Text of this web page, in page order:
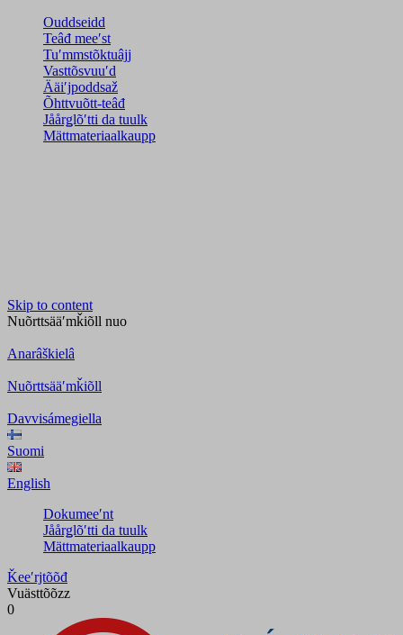
Ouddseidd
Teâđ meeʹst
Tuʹmmstõktuâjj
Vasttõsvuuʹd
Ääiʹjpoddsaž
Õhttvuõtt-teâđ
Jåårǥlõʹtti da tuulk
Mättmateriaalkaupp
Skip to content
Nuõrttsääʹmǩiõll nuo
Anarâškielâ
Nuõrttsääʹmǩiõll
Davvisámegiella
Suomi
English
Dokumeeʹnt
Jåårǥlõʹtti da tuulk
Mättmateriaalkaupp
Ǩeeʹrjtõõđ
Vuästtõõzz
0